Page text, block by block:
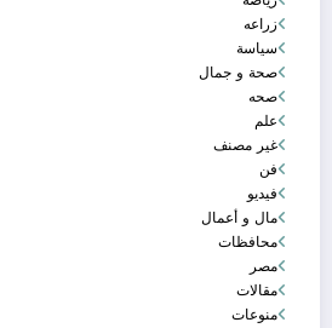
زراعه
سياسة
صحة و جمال
صحه
علم
غير مصنف
فن
فيديو
مال و أعمال
محافظات
مصر
مقالات
منوعات